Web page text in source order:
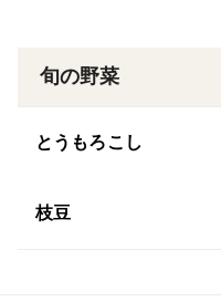
んの生産量はごくわず
豊かな自然に囲まれ、
もっちりした食感を持
旬の野菜
とうもろこし
枝豆